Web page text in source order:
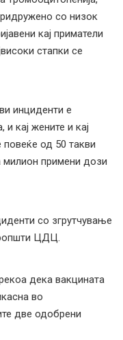
со низок
кај приматели
стапки се
инциденти е
кај жените и кај
од 50 такви
милион примени дози
со згрутчување
ЦДЦ.
дека вакцината
во
две одобрени